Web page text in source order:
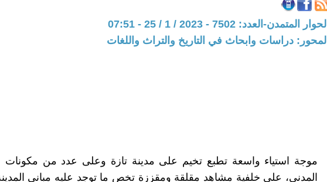
الحوار المتمدن-العدد: 7502 - 2023 / 1 / 25 - 07:51
المحور: دراسات وابحاث في التاريخ والتراث واللغات
موجة استياء واسعة تطبع تخيم على مدينة تازة وعلى عدد من مكونات
المدني، على خلفية مشاهد مقلقة ومقززة تخص ما توجد عليه مباني المدينة